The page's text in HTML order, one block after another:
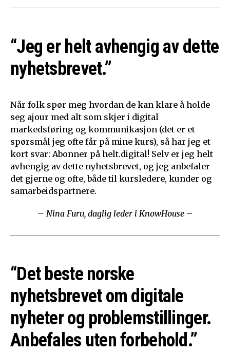
“Jeg er helt avhengig av dette
nyhetsbrevet.”
Når folk spør meg hvordan de kan klare å holde
seg ajour med alt som skjer i digital
markedsføring og kommunikasjon (det er et
spørsmål jeg ofte får på mine kurs), så har jeg et
kort svar: Abonner på helt.digital! Selv er jeg helt
avhengig av dette nyhetsbrevet, og jeg anbefaler
det gjerne og ofte, både til kursledere, kunder og
samarbeidspartnere.
– Nina Furu, daglig leder i KnowHouse –
“Det beste norske
nyhetsbrevet om digitale
nyheter og problemstillinger.
Anbefales uten forbehold.”